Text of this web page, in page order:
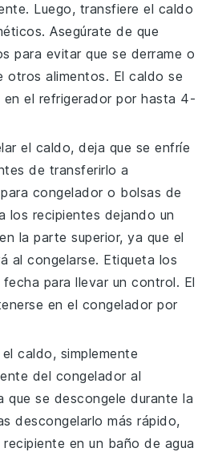
Luego, transfiere el caldo
Asegúrate de que
para evitar que se derrame o
otros alimentos. Elcaldo se
el refrigerador por hasta 4-
el caldo, deja que se enfríe
de transferirlo a
congelador o bolsas de
los recipientes dejando un
la parte superior, ya que el
al congelarse. Etiqueta los
para llevar un control. El
en el congelador por
elcaldo, simplemente
del congelador al
que se descongele durante la
descongelarlo más rápido,
en un baño de agua